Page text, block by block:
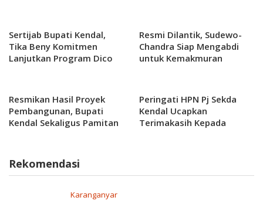
Sertijab Bupati Kendal,
Tika Beny Komitmen
Lanjutkan Program Dico
Resmi Dilantik, Sudewo-
Chandra Siap Mengabdi
untuk Kemakmuran
Resmikan Hasil Proyek
Pembangunan, Bupati
Kendal Sekaligus Pamitan
Peringati HPN Pj Sekda
Kendal Ucapkan
Terimakasih Kepada
Rekomendasi
Karanganyar